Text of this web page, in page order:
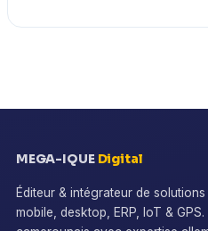
MEGA-IQUE Digital
Éditeur & intégrateur de solutions
mobile, desktop, ERP, IoT &